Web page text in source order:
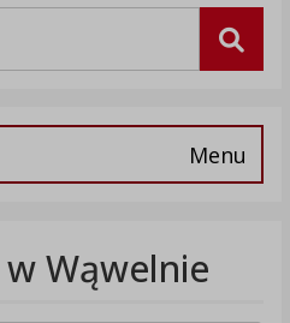
Menu
w Wąwelnie